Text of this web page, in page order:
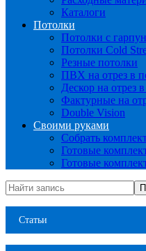
Каталоги
Потолки
Потолки с
Потолки Cold
Резные потолки
ПВХ на отрез в
Дескор на отрез
Фактурные на
Double Vision
Своими руками
Собрать
Готовые
Готовые
Статьи